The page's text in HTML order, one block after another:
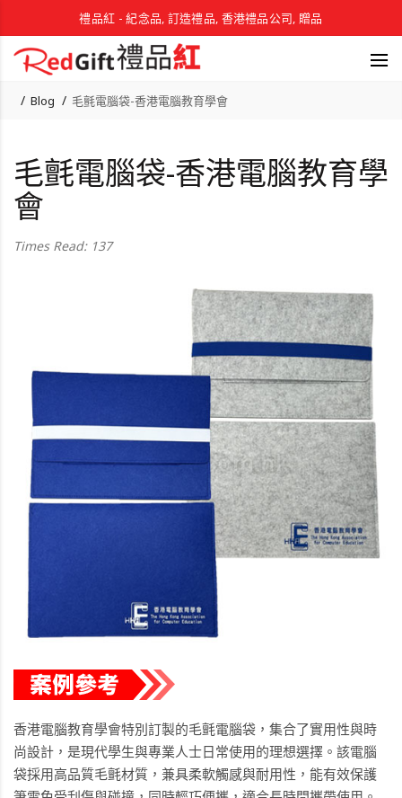
禮品紅 - 紀念品, 訂造禮品, 香港禮品公司, 贈品
Blog 毛氈電腦袋-香港電腦教育學會
毛氈電腦袋-香港電腦教育學
會
Times Read: 137
香港電腦教育學會特別訂製的毛氈電腦袋，集合了實用性與時
尚設計，是現代學生與專業人士日常使用的理想選擇。該電腦
袋採用高品質毛氈材質，兼具柔軟觸感與耐用性，能有效保護